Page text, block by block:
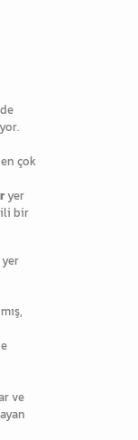
çok
yer
bir
ve